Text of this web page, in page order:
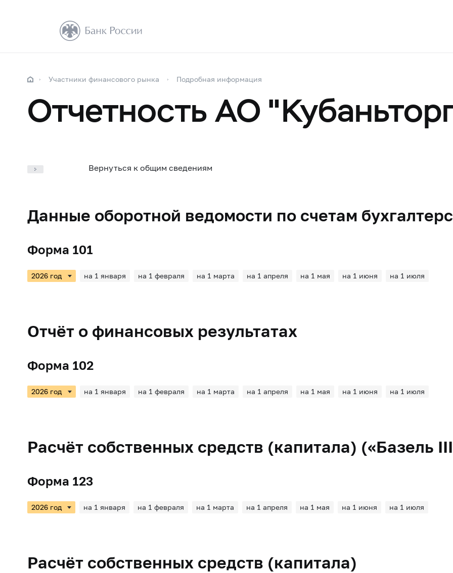
Участники финансового рынка Подробная информация
Отчетность АО
Вернуться к общим сведениям
Данные оборотной ведомости по счетам
Форма 101
на 1 января на 1 февраля на 1 марта на 1 апреля на 1 мая на 1 июня на 1 июля
Отчёт о финансовых результатах
Форма 102
на 1 января на 1 февраля на 1 марта на 1 апреля на 1 мая на 1 июня на 1 июля
Расчёт собственных средств (капитала) («Базель
Форма 123
на 1 января на 1 февраля на 1 марта на 1 апреля на 1 мая на 1 июня на 1 июля
Расчёт собственных средств (капитала)